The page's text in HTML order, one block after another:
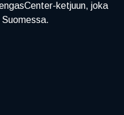
ketjuun, joka